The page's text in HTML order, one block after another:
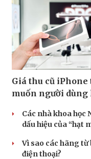
Giá thu cũ iPhone
muốn người dùng
Các nhà khoa học
dấu hiệu của “hạt
Vì sao các hãng
điện thoại?